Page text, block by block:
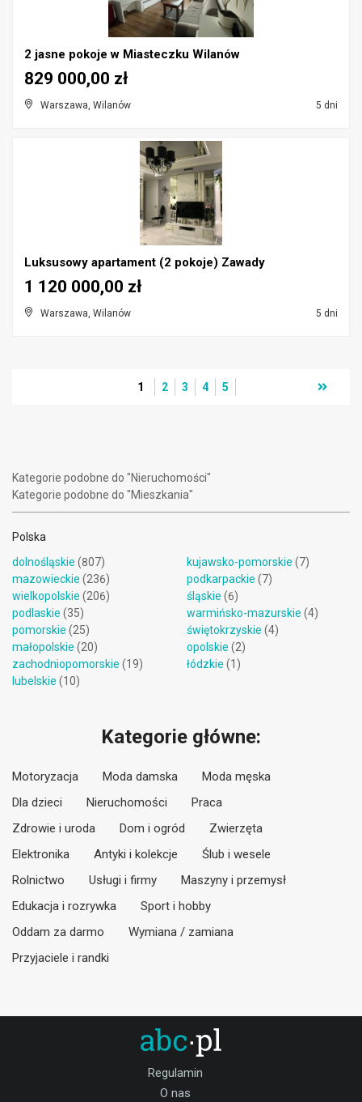
2 jasne pokoje w Miasteczku Wilanów
Warszawa, Wilanów 5 dni
829 000,00 zł
Luksusowy apartament (2 pokoje) Zawady
Warszawa, Wilanów 5 dni
1 120 000,00 zł
1 2 3 4 5
Kategorie podobne do "Nieruchomości"
Kategorie podobne do "Mieszkania"
Polska
dolnośląskie (807)
mazowieckie (236)
wielkopolskie (206)
podlaskie (35)
pomorskie (25)
małopolskie (20)
zachodniopomorskie (19)
lubelskie (10)
kujawsko-pomorskie (7)
podkarpackie (7)
śląskie (6)
warmińsko-mazurskie (4)
świętokrzyskie (4)
opolskie (2)
łódzkie (1)
Kategorie główne:
Motoryzacja Moda damska
Moda męska
Dla dzieci
Nieruchomości
Praca
Zdrowie i uroda
Dom i ogród
Zwierzęta
Elektronika
Antyki i kolekcje
Ślub i wesele
Rolnictwo
Usługi i firmy
Maszyny i przemysł
Edukacja i rozrywka
Sport i hobby
Oddam za darmo
Wymiana / zamiana
Przyjaciele i randki
Regulamin
O nas